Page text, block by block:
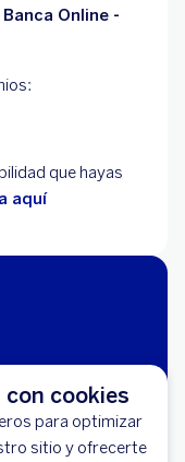
cookies
para optimizar
sitio y ofrecerte
Online -
que hayas
aquí